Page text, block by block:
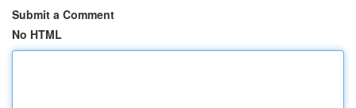
Submit a Comment
No HTML